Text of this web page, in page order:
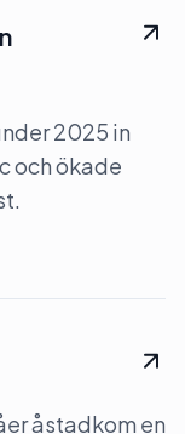
2025 in
och ökade
åstadkom en